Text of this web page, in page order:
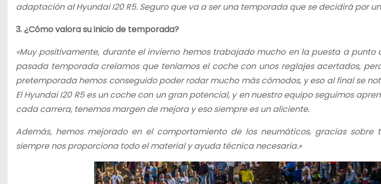
adaptación al Hyundai I20 R5. Seguro que va a ser una temporada que se decidirá por
3. ¿Cómo valora su inicio de temporada?
«Muy positivamente, durante el invierno hemos trabajado mucho en la puesta a punto
pasada temporada creíamos que teníamos el coche con unos reglajes acertados,
pretemporada hemos conseguido poder rodar mucho más cómodos, y eso al final se
El Hyundai I20 R5 es un coche con un gran potencial, y en nuestro equipo seguimos
cada carrera, tenemos margen de mejora y eso siempre es un aliciente.
Además, hemos mejorado en el comportamiento de los neumáticos, gracias sobre
siempre nos proporciona todo el material y ayuda técnica necesaria.»